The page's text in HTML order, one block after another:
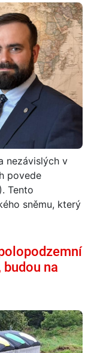
nezávislých v
povede
Tento
sněmu, který
na